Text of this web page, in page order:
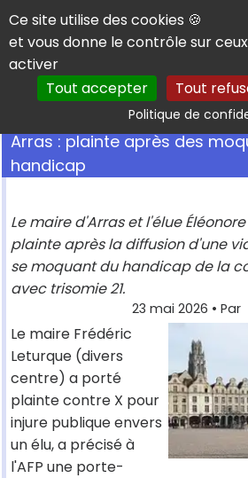
Panneau de gestion des cookies
Ce site utilise des cookies 🍪
et vous donne le contrôle sur
activer
Tout accepter
Tout
Politique de
Arras : plainte après des
handicap
Le maire d'Arras et l'élue
plainte après la diffusion d'une
se moquant du handicap de la
avec trisomie 21.
23 mai 2026 • Par
Le maire Frédéric
Leturque (divers
centre) a porté
plainte contre X pour
injure publique envers
un élu, a précisé à
l'AFP une porte-